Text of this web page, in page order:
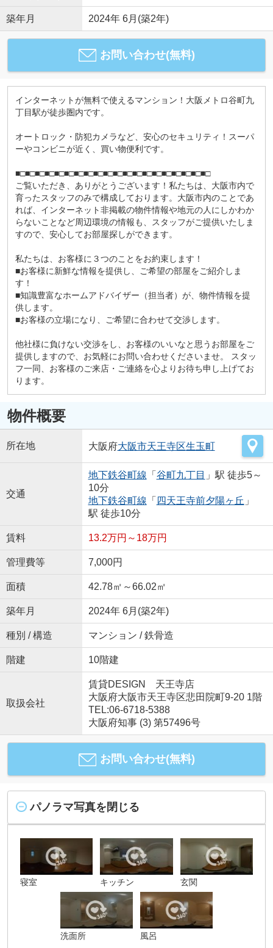
築年月 2024年 6月(築2年)
お問い合わせ(無料)
インターネットが無料で使えるマンション！大阪メトロ谷町九
丁目駅が徒歩圏内です。
オートロック・防犯カメラなど、安心のセキュリティ！スーパ
ーやコンビニが近く、買い物便利です。
■□■□■□■□■□■□■□■□■□■□■□■□■□■□■□■□■□■□■□■□
ご覧いただき、ありがとうございます！私たちは、大阪市内で
育ったスタッフのみで構成しております。大阪市内のことであ
れば、インターネット非掲載の物件情報や地元の人にしかわか
らないことなど周辺環境の情報も、スタッフがご提供いたしま
すので、安心してお部屋探しができます。
私たちは、お客様に３つのことをお約束します！
■お客様に新鮮な情報を提供し、ご希望の部屋をご紹介しま
す！
■知識豊富なホームアドバイザー（担当者）が、物件情報を提
供します。
■お客様の立場になり、ご希望に合わせて交渉します。
他社様に負けない交渉をし、お客様のいいなと思うお部屋をご
提供しますので、お気軽にお問い合わせくださいませ。 スタッ
フ一同、お客様のご来店・ご連絡を心よりお待ち申し上げてお
ります。
物件概要
所在地 大阪府大阪市天王寺区生玉町
交通
地下鉄谷町線 「 谷町九丁目 」駅 徒歩5～
10分
地下鉄谷町線 「 四天王寺前夕陽ヶ丘 」
駅 徒歩10分
賃料 13.2万円～18万円
管理費等 7,000円
面積 42.78㎡～66.02㎡
築年月 2024年 6月(築2年)
種別 / 構造 マンション / 鉄骨造
階建 10階建
取扱会社
賃貸DESIGN 天王寺店
大阪府大阪市天王寺区悲田院町9-20 1階
TEL:06-6718-5388
大阪府知事 (3) 第57496号
お問い合わせ(無料)
パノラマ写真を閉じる
寝室 キッチン 玄関
洗面所 風呂